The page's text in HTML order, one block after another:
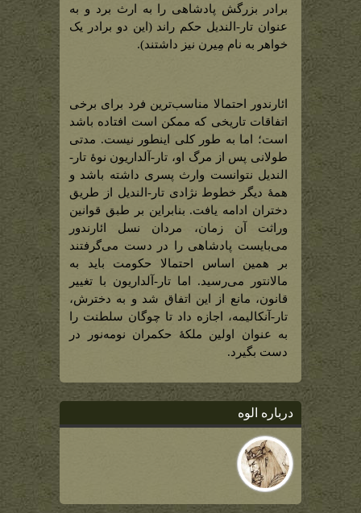
برادر بزرگش پادشاهی را به ارث برد و به
عنوان تار-الندیل حکم راند (این دو برادر یک
خواهر به نام مِیرن نیز داشتند).
ائارندور احتمالا مناسب‌‌‌ترین فرد برای برخی
اتفاقات تاریخی که ممکن است افتاده باشد
است؛ اما به طور کلی اینطور نیست. مدتی
طولانی پس از مرگ او، تار-آلداریون نوۀ تار-
الندیل نتوانست وارث پسری داشته باشد و
همۀ دیگر خطوط نژادی تار-الندیل از طریق
دختران ادامه یافت. بنابراین بر طبق قوانین
وراثت آن زمان، مردان نسل ائارندور
می‌بایست پادشاهی را در دست می‌گرفتند
بر همین اساس احتمالا حکومت باید به
مالانتور می‌رسید. اما تار-آلداریون با تغییر
قانون، مانع از این اتفاق شد و به دخترش،
تار-آنکالیمه، اجازه داد تا چوگان سلطنت را
به عنوان اولین ملکۀ حکمران نومه‌نور در
دست بگیرد.
درباره الوه